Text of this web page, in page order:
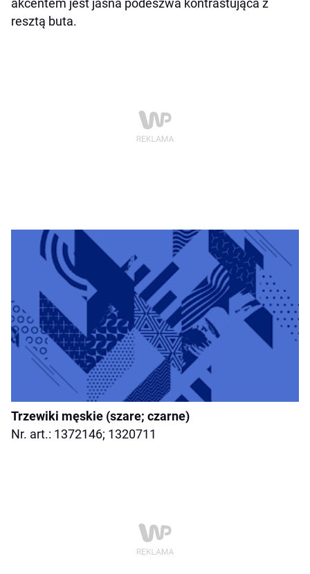
akcentem jest jasna podeszwa kontrastująca z
resztą buta.
Trzewiki męskie (szare; czarne)
Nr. art.: 1372146; 1320711